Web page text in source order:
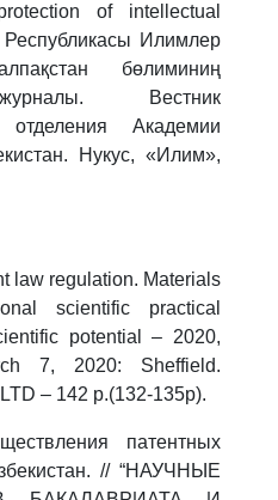
of intellectual
Республикасы Илимлер
бөлиминиң
Вестник
отделения Академии
Нукус, «Илим»,
law regulation. Materials
scientific practical
potential – 2020,
7, 2020: Sheffield.
– 142 p.(132-135p).
патентных
// “НАУЧНЫЕ